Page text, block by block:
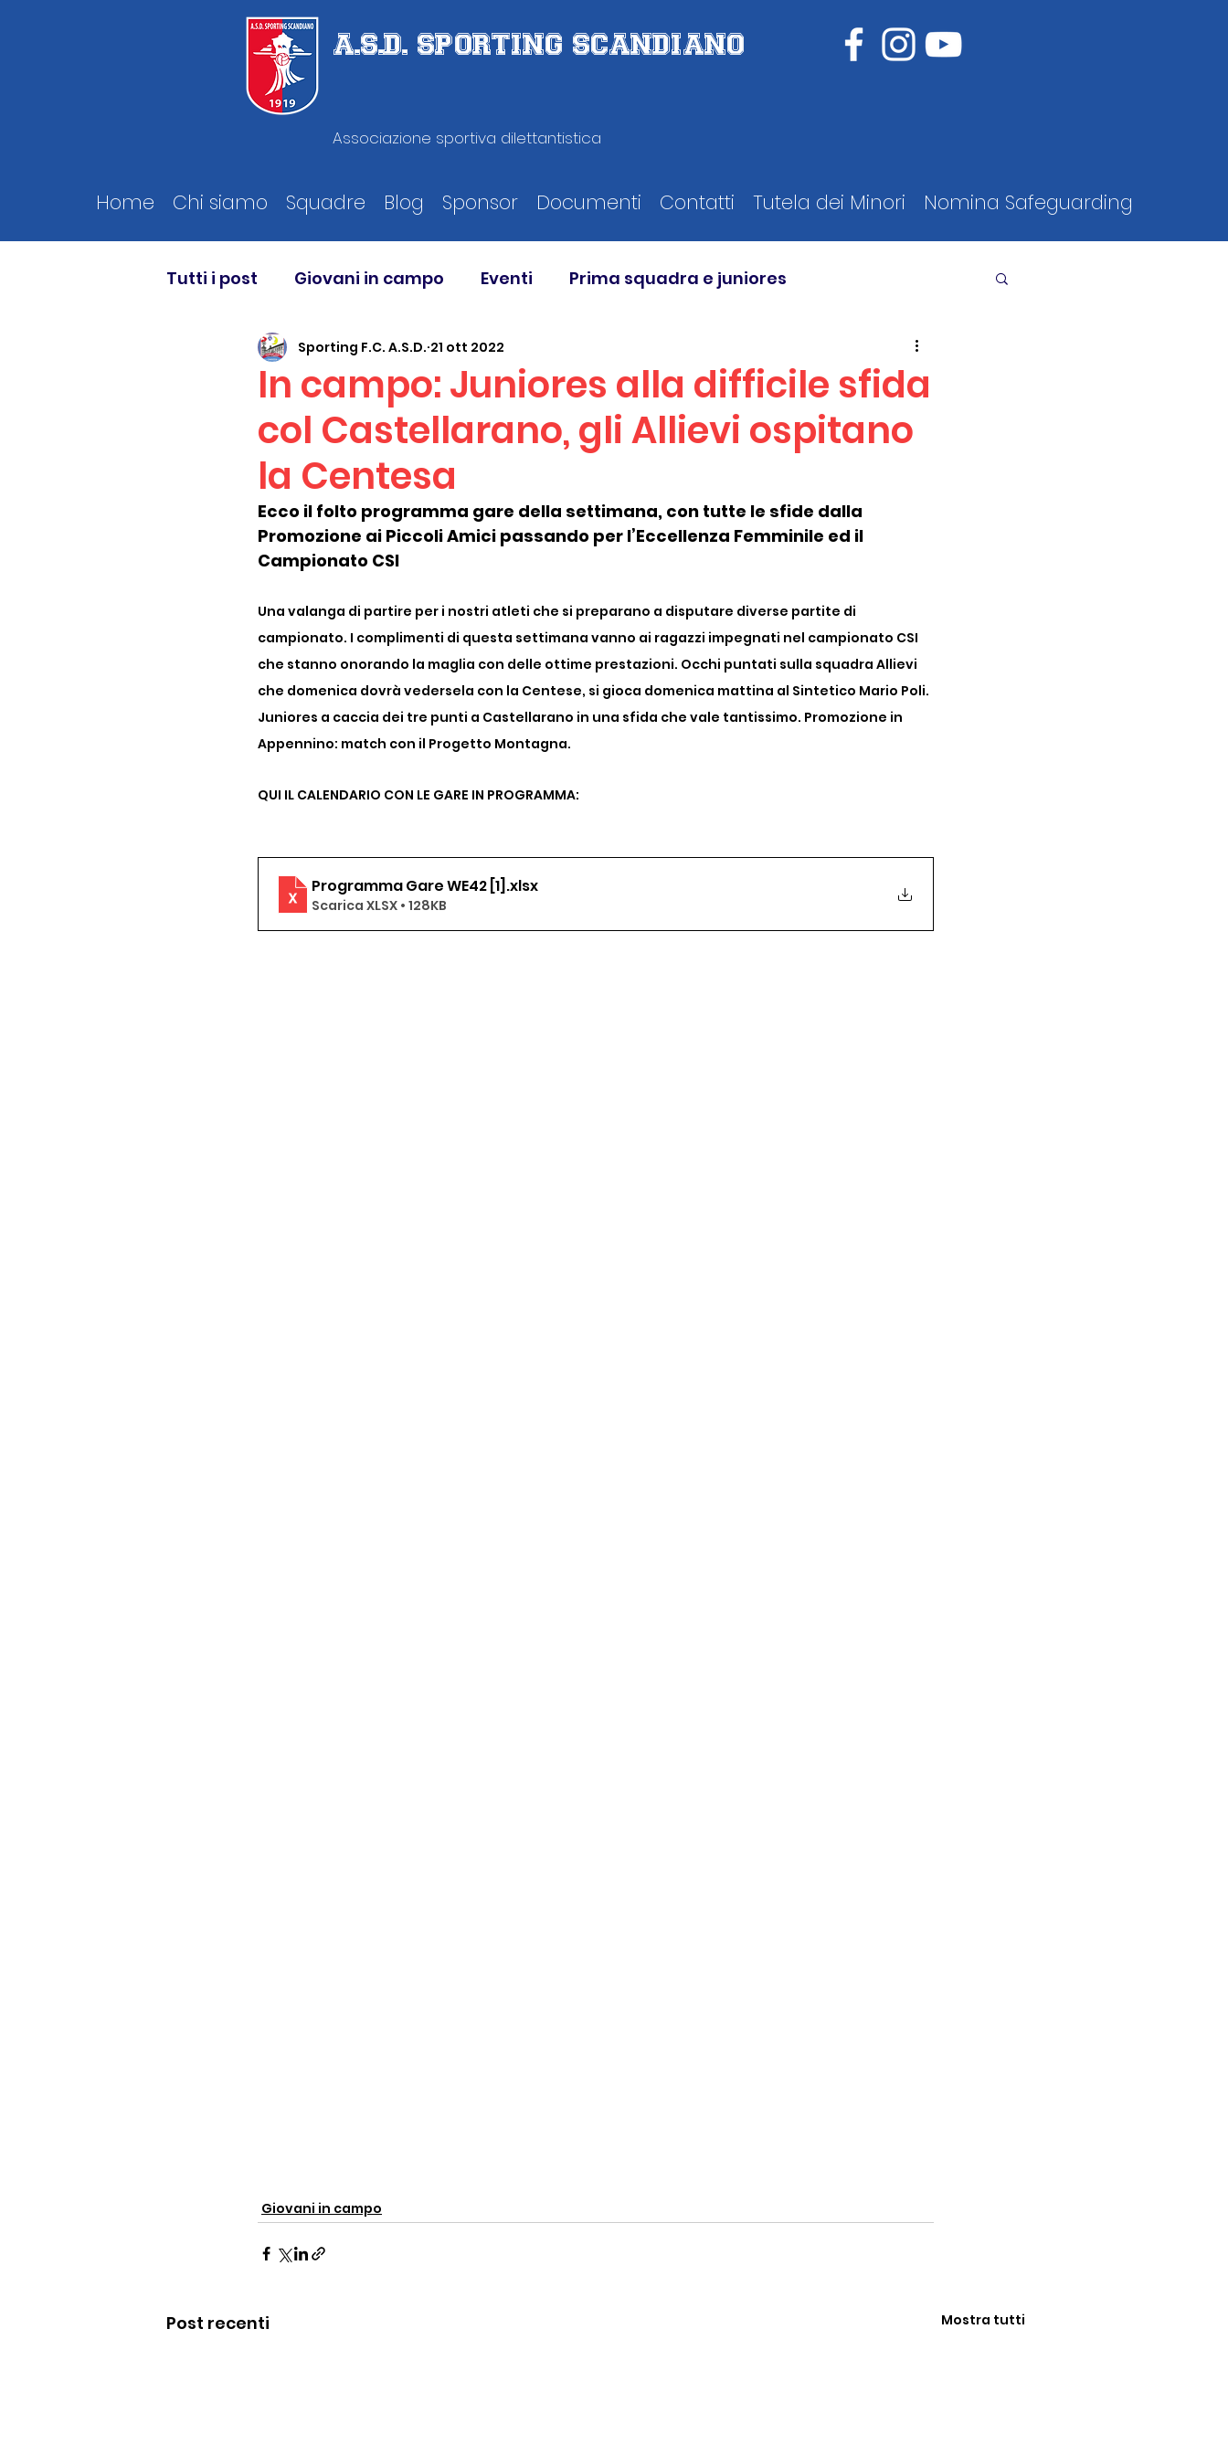
A.S.D. SPORTING SCANDIANO
Associazione sportiva dilettantistica
Home Chi siamo Squadre Blog Sponsor Documenti Contatti Tutela dei Minori Nomina Safeguarding
Tutti i post Giovani in campo Eventi Prima squadra e juniores
In campo: Juniores alla difficile sfida
col Castellarano, gli Allievi ospitano
la Centesa
Sporting F.C. A.S.D. 21 ott 2022
Ecco il folto programma gare della settimana, con tutte le sfide dalla
Promozione ai Piccoli Amici passando per l’Eccellenza Femminile ed il
Campionato CSI
Una valanga di partire per i nostri atleti che si preparano a disputare diverse partite di
campionato. I complimenti di questa settimana vanno ai ragazzi impegnati nel campionato CSI
che stanno onorando la maglia con delle ottime prestazioni. Occhi puntati sulla squadra Allievi
che domenica dovrà vedersela con la Centese, si gioca domenica mattina al Sintetico Mario Poli.
Juniores a caccia dei tre punti a Castellarano in una sfida che vale tantissimo. Promozione in
Appennino: match con il Progetto Montagna.
QUI IL CALENDARIO CON LE GARE IN PROGRAMMA:
Programma Gare WE42 [1] .xlsx
Scarica XLSX • 128KB
Giovani in campo
Post recenti Mostra tutti